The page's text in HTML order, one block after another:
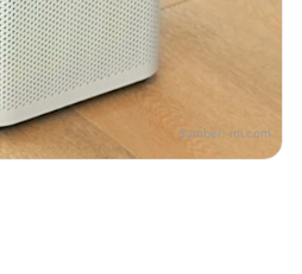
Sumber: mi.com